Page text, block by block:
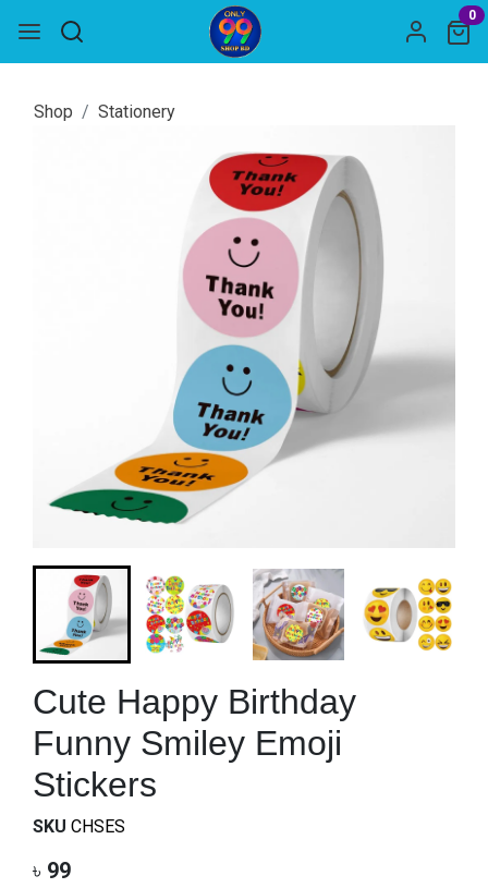
0
Shop Stationery
Cute Happy Birthday
Funny Smiley Emoji
Stickers
SKU CHSES
৳ 99